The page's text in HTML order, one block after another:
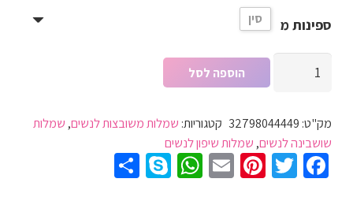
ספינות מ סין
שושבינה
פגזית
משובצת
הוספה לסל
מק"ט: 32798044449 קטגוריות: שמלות משובצות לנשים, שמלות
שושבינה לנשים, שמלות שיפון לנשים
Facebook
Twitter
Pinterest
Email
WhatsApp
Skype